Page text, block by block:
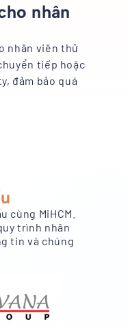
nhân
nhân viên thử
tiếp hoặc
đảm bảo quá
cùng MiHCM.
trình nhân
tin và chúng